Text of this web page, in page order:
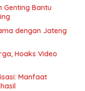
Genting Bantu
dengan Jateng
Hoaks Video
Manfaat